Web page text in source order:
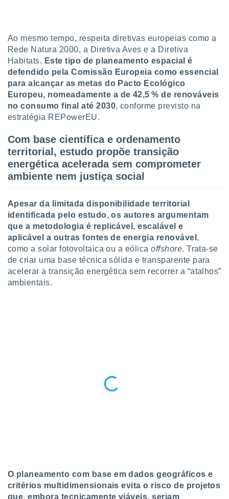
medir
da
os
de
de dados
e melhorar
dados
através
Ao mesmo tempo, respeita diretivas europeias como a
Rede Natura 2000, a Diretiva Aves e a Diretiva
Habitats. Este tipo de planeamento espacial é
defendido pela Comissão Europeia como essencial
para alcançar as metas do Pacto Ecológico
Europeu, nomeadamente a de 42,5 % de renováveis
no consumo final até 2030, conforme previsto na
estratégia REPowerEU.
Com base científica e ordenamento
territorial, estudo propõe transição
energética acelerada sem comprometer
ambiente nem justiça social
Apesar da limitada disponibilidade territorial
identificada pelo estudo, os autores argumentam
que a metodologia é replicável, escalável e
aplicável a outras fontes de energia renovável ,
como a solar fotovoltaica ou a eólicaoffshore. Trata-se
de criar uma base técnica sólida e transparente para
acelerar a transição energética sem recorrer a “atalhos”
ambientais.
O planeamento com base em dados geográficos e
critérios multidimensionais evita o risco de projetos
que, embora tecnicamente viáveis, seriam